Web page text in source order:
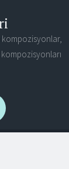
kompozisyonlar,